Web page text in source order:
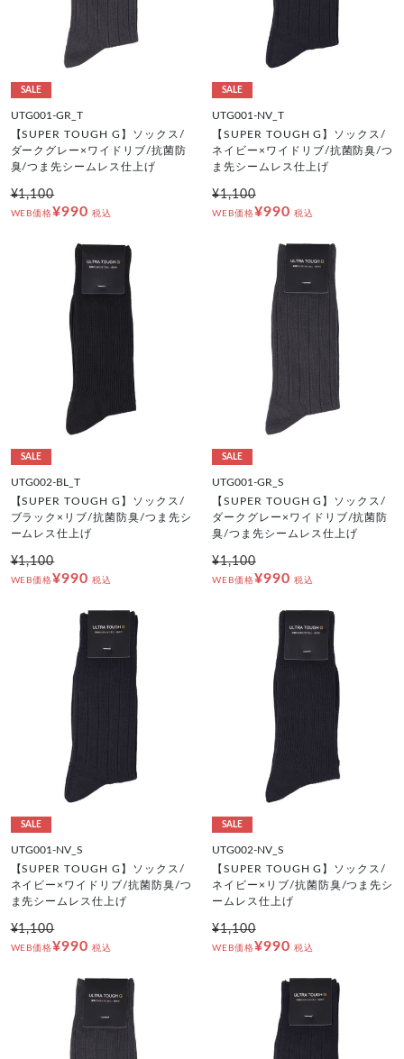
SALE
UTG001-GR_T
【SUPER TOUGH G】ソックス/
ダークグレー×ワイドリブ/抗菌防
臭/つま先シームレス仕上げ
¥1,100
WEB価格¥990 税込
SALE
UTG001-NV_T
【SUPER TOUGH G】ソックス/
ネイビー×ワイドリブ/抗菌防臭/つ
ま先シームレス仕上げ
¥1,100
WEB価格¥990 税込
SALE
UTG002-BL_T
【SUPER TOUGH G】ソックス/
ブラック×リブ/抗菌防臭/つま先シ
ームレス仕上げ
¥1,100
WEB価格¥990 税込
SALE
UTG001-GR_S
【SUPER TOUGH G】ソックス/
ダークグレー×ワイドリブ/抗菌防
臭/つま先シームレス仕上げ
¥1,100
WEB価格¥990 税込
SALE
UTG001-NV_S
【SUPER TOUGH G】ソックス/
ネイビー×ワイドリブ/抗菌防臭/つ
ま先シームレス仕上げ
¥1,100
WEB価格¥990 税込
SALE
UTG002-NV_S
【SUPER TOUGH G】ソックス/
ネイビー×リブ/抗菌防臭/つま先シ
ームレス仕上げ
¥1,100
WEB価格¥990 税込